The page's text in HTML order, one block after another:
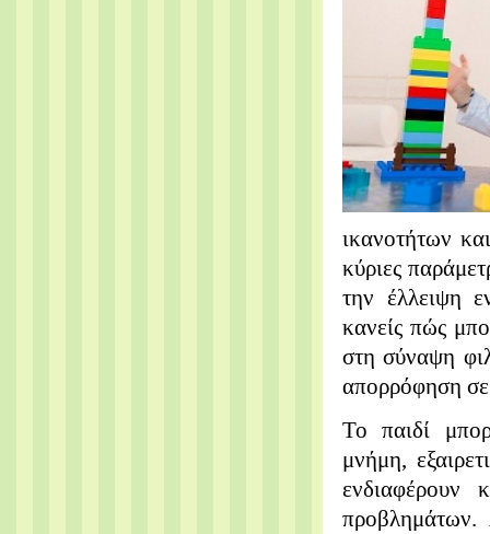
ικανοτήτων
κύριες
την έλλειψη
κανείς πώς
στη σύναψη
απορρόφηση σε
Το παιδί
μνήμη,
ενδιαφέρουν
προβλημάτων.